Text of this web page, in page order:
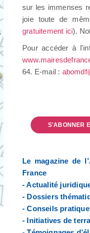
sur les immenses
joie toute de
gratuitement ici).
Pour accéder à
64. E-mail :
S'ABONNER
Le magazine de
France
- Actualité
- Dossiers
- Conseils
- Initiatives de